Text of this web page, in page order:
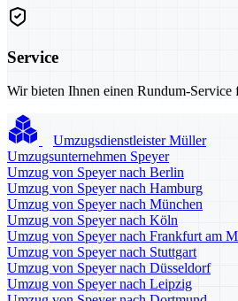
Service
Wir bieten Ihnen einen Rundum-
Umzugsdienstleister Müller
Umzugsunternehmen Speyer
Umzug von Speyer nach Berlin
Umzug von Speyer nach Hamburg
Umzug von Speyer nach München
Umzug von Speyer nach Köln
Umzug von Speyer nach Frankfurt am
Umzug von Speyer nach Stuttgart
Umzug von Speyer nach Düsseldorf
Umzug von Speyer nach Leipzig